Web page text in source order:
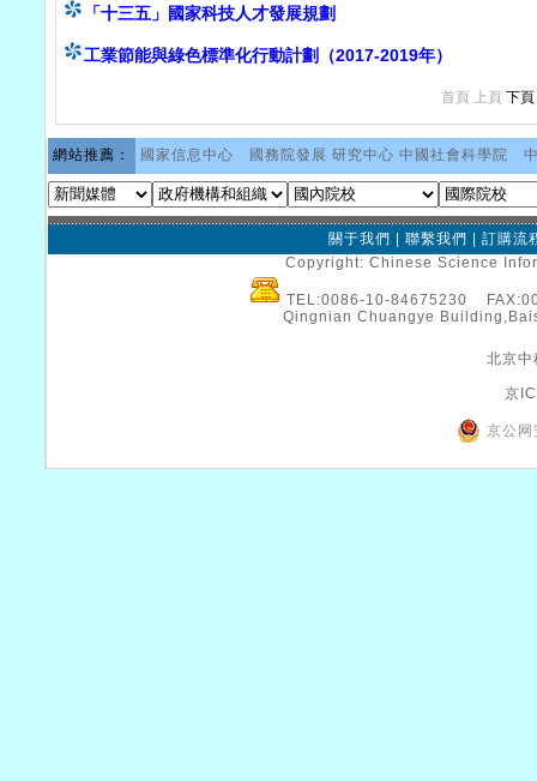
「十三五」國家科技人才發展規劃
工業節能與綠色標準化行動計劃（2017-2019年）
首頁 上頁 下頁
網站推薦： 國家信息中心 國務院發展 研究中心 中國社會科學院
關于我們 聯繫我們
訂購流
Copyright: Chinese Science
TEL:0086-10-84675230
Qingnian Chuangye
北京中
京
京公